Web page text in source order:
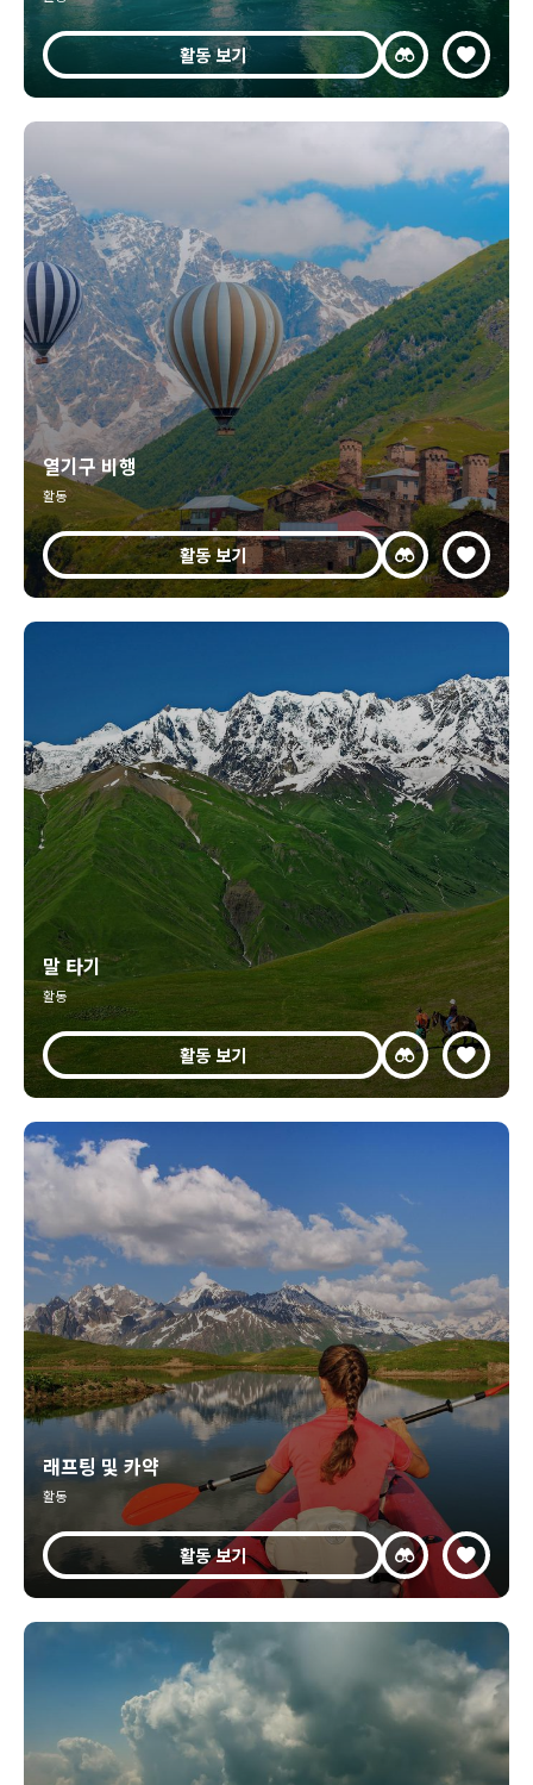
활동 보기
열기구 비행
활동
활동 보기
말 타기
활동
활동 보기
래프팅 및 카약
활동
활동 보기